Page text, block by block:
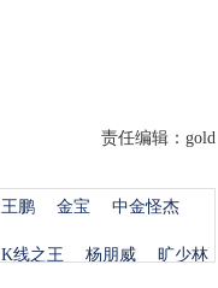
责任编辑：gold
王鹏 金宝 中金怪杰
K线之王 杨朋威 旷少林